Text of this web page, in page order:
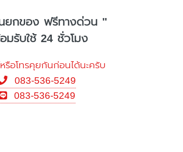
ยกของ ฟรีทางด่วน "
มรับใช้ 24 ชั่วโมง
รือโทรคุยกันก่อนได้นะครับ
083-536-5249
083-536-5249